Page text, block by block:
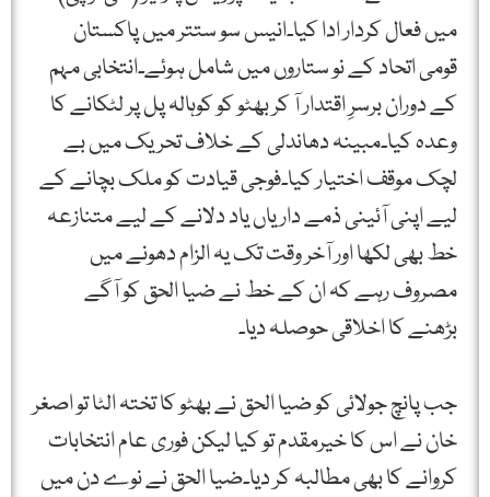
میں فعال کردار ادا کیا۔انیس سو ستتر میں پاکستان
قومی اتحاد کے نو ستاروں میں شامل ہوئے۔انتخابی مہم
کے دوران برسرِ اقتدار آ کر بھٹو کو کوہالہ پل پر لٹکانے کا
وعدہ کیا۔مبینہ دھاندلی کے خلاف تحریک میں بے
لچک موقف اختیار کیا۔فوجی قیادت کو ملک بچانے کے
لیے اپنی آئینی ذمے داریاں یاد دلانے کے لیے متنازعہ
خط بھی لکھا اور آخر وقت تک یہ الزام دھونے میں
مصروف رہے کہ ان کے خط نے ضیا الحق کو آگے
بڑھنے کا اخلاقی حوصلہ دیا۔
جب پانچ جولائی کو ضیا الحق نے بھٹو کا تختہ الٹا تو اصغر
خان نے اس کا خیرمقدم تو کیا لیکن فوری عام انتخابات
کروانے کا بھی مطالبہ کر دیا۔ضیا الحق نے نوے دن میں